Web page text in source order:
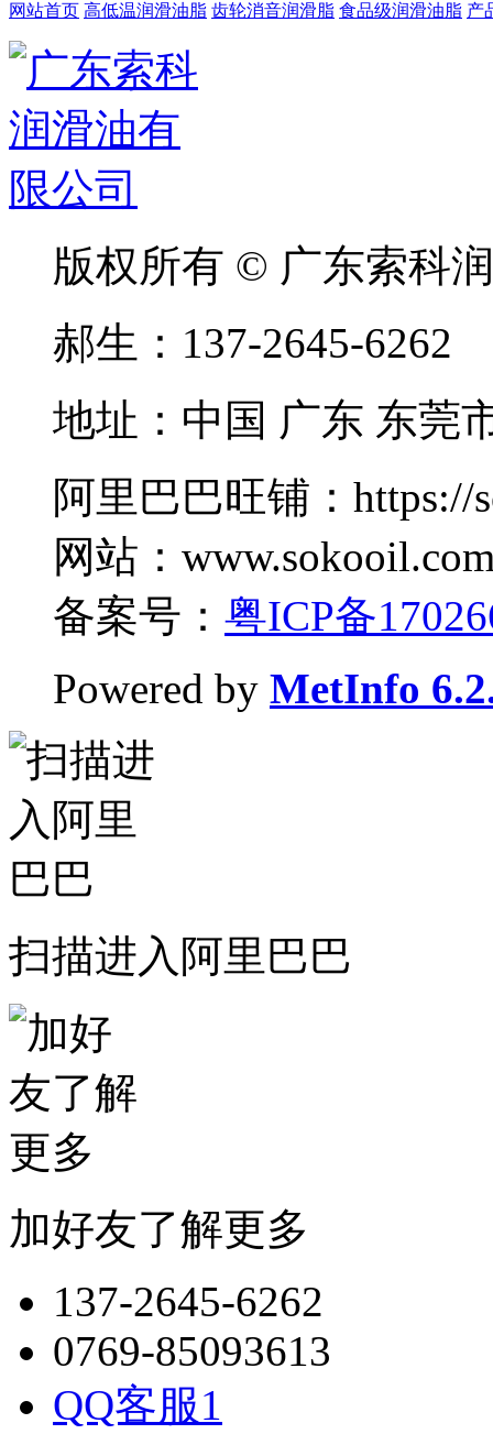
网站首页 高低温润滑油脂 齿轮消音润滑脂 食品级润滑油脂 产
版权所有 © 广东索科
郝生：137-2645-6262
地址：中国 广东 东莞
阿里巴巴旺铺：https://
网站：
备案号： 粤ICP备
Powered by MetInfo
扫描进入阿里巴巴
加好友了解更多
137-2645-6262
0769-85093613
QQ客服1